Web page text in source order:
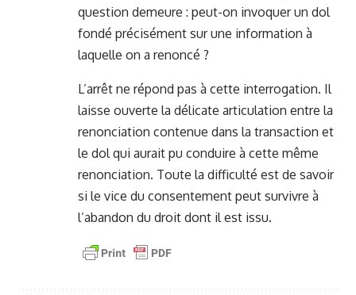
question demeure : peut-on invoquer un dol
fondé précisément sur une information à
laquelle on a renoncé ?
L’arrêt ne répond pas à cette interrogation. Il
laisse ouverte la délicate articulation entre la
renonciation contenue dans la transaction et
le dol qui aurait pu conduire à cette même
renonciation. Toute la difficulté est de savoir
si le vice du consentement peut survivre à
l’abandon du droit dont il est issu.